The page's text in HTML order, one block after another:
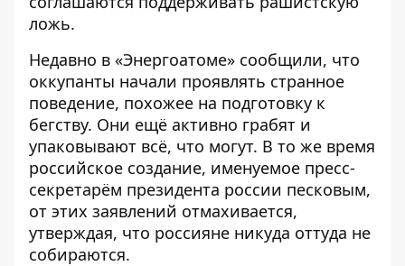
ложь.
Недавно в «Энергоатоме» сообщили, что
оккупанты начали проявлять странное
поведение, похожее на подготовку к
бегству. Они ещё активно грабят и
упаковывают всё, что могут. В то же время
российское создание, именуемое пресс-
секретарём президента россии песковым,
от этих заявлений отмахивается,
утверждая, что россияне никуда оттуда не
собираются.